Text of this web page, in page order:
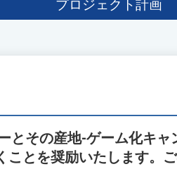
プロジェクト計画
とその産地-ゲーム化キ
とを奨励いたします。